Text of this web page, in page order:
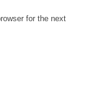
for the next